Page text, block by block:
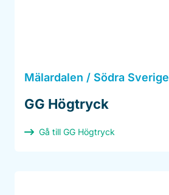
Mälardalen / Södra Sverige
GG Högtryck
Gå till GG Högtryck